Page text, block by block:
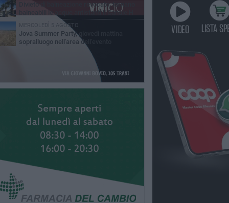
Divieto di balneazione revocato, tornano
balneabili le acque antistanti il Canale H
MERCOLEDÌ 5 AGOSTO
Jova Summer Party, giovedì mattina
sopralluogo nell'area dell'evento